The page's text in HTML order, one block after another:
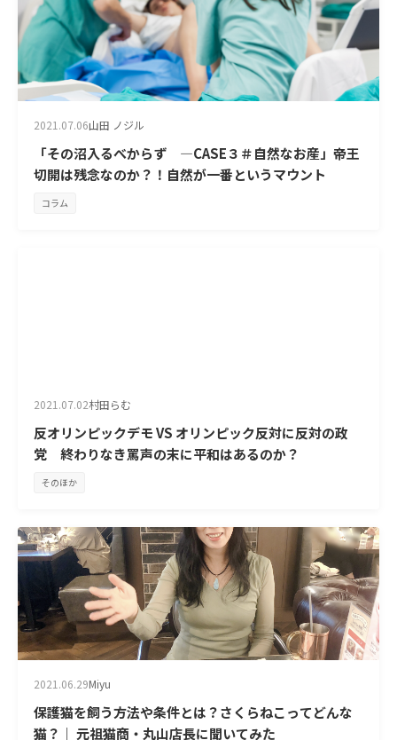
2021.07.06山田 ノジル
「その沼入るべからず —CASE３＃自然なお産」帝王
切開は残念なのか？！自然が一番というマウント
コラム
2021.07.02村田らむ
反オリンピックデモ VS オリンピック反対に反対の政
党 終わりなき罵声の末に平和はあるのか？
そのほか
2021.06.29Miyu
保護猫を飼う方法や条件とは？さくらねこってどんな
猫？｜ 元祖猫商・丸山店長に聞いてみた